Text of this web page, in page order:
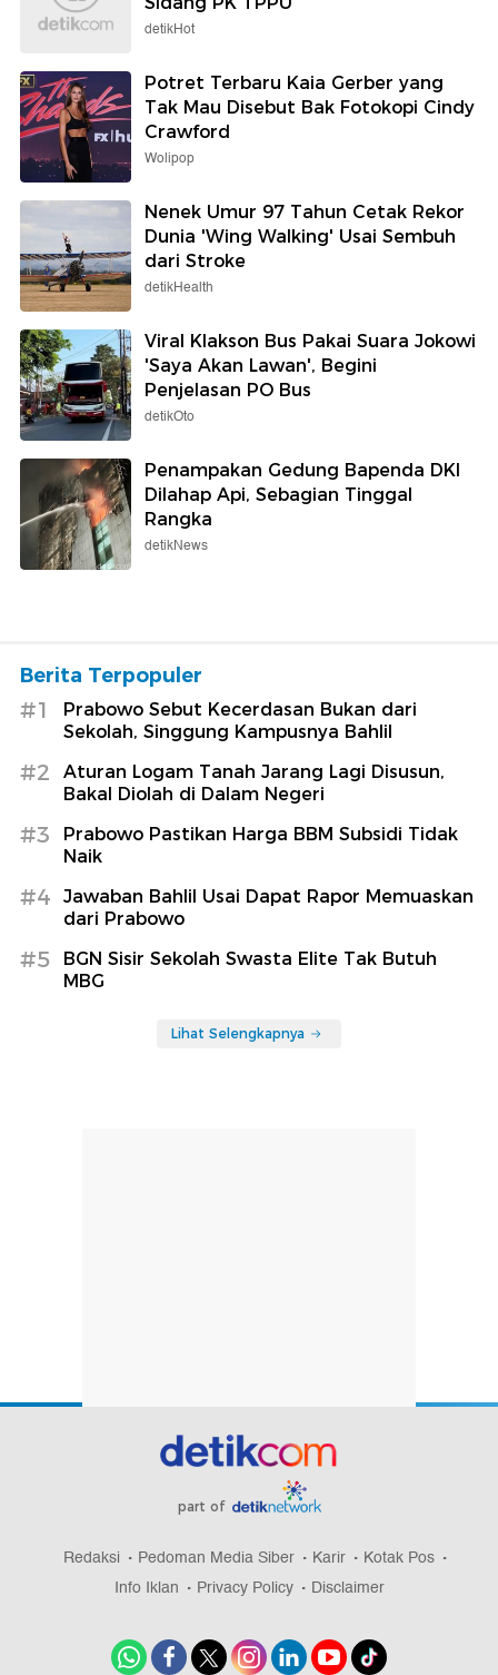
detikHot
Potret Terbaru Kaia Gerber yang
Tak Mau Disebut Bak Fotokopi Cindy
Crawford
Wolipop
Nenek Umur 97 Tahun Cetak Rekor
Dunia 'Wing Walking' Usai Sembuh
dari Stroke
detikHealth
Viral Klakson Bus Pakai Suara Jokowi
'Saya Akan Lawan', Begini
Penjelasan PO Bus
detikOto
Penampakan Gedung Bapenda DKI
Dilahap Api, Sebagian Tinggal
Rangka
detikNews
Berita Terpopuler
#1
Prabowo Sebut Kecerdasan Bukan dari
Sekolah, Singgung Kampusnya Bahlil
#2
Aturan Logam Tanah Jarang Lagi Disusun,
Bakal Diolah di Dalam Negeri
#3
Prabowo Pastikan Harga BBM Subsidi Tidak
Naik
#4
Jawaban Bahlil Usai Dapat Rapor Memuaskan
dari Prabowo
#5
BGN Sisir Sekolah Swasta Elite Tak Butuh
MBG
Lihat Selengkapnya
part of
Redaksi Pedoman Media Siber Karir
Kotak Pos
Info Iklan
Privacy Policy Disclaimer